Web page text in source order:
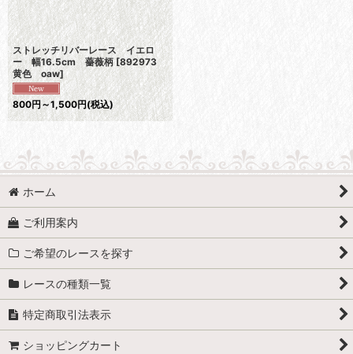
ストレッチリバーレース イエロ
ー 幅16.5cm 薔薇柄 [892973
黄色 oaw]
800円 ～1,500円(税込)
ホーム
ご利用案内
ご希望のレースを探す
レースの種類一覧
特定商取引法表示
ショッピングカート